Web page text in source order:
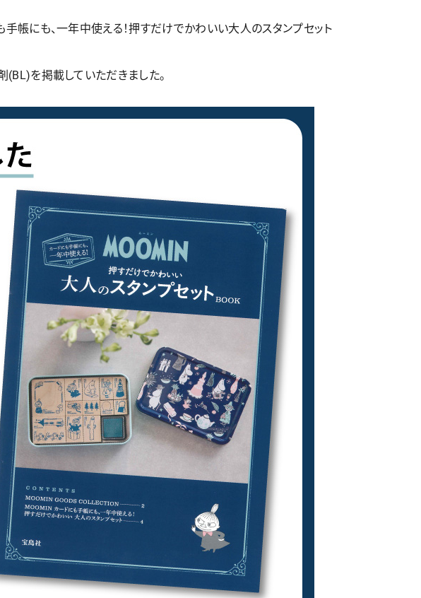
帳にも、一年中使える！押すだけでかわいい大人のスタンプセット
を掲載していただきました。